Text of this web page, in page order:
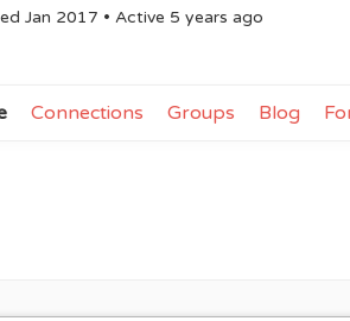
Jan 2017 • Active 5 years ago
Connections Groups Blog